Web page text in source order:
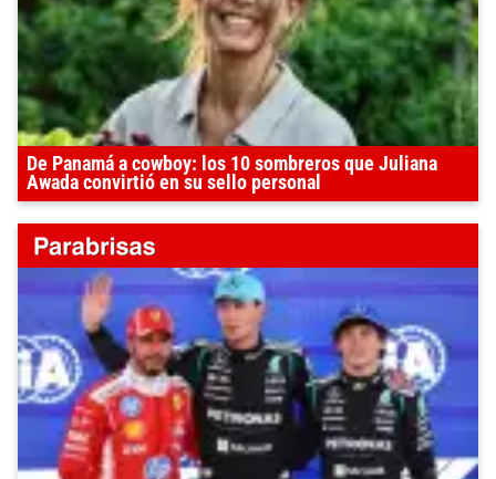
De Panamá a cowboy: los 10 sombreros que Juliana
Awada convirtió en su sello personal